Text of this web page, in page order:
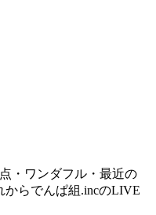
・ワンダフル・最近の
らでんぱ組.incのLIVE